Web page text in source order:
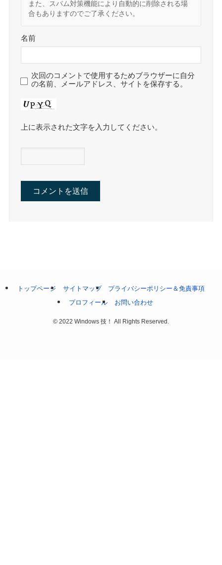
また、スパム対策機能により自動的に削除される場
合もありますのでご了承ください。
名前
次回のコメントで使用するためブラウザーに自分
の名前、メールアドレス、サイトを保存する。
上に表示された文字を入力してください。
トップページ サイトマップ
プライバシーポリシー＆免責事項
プロフィール
お問い合わせ
© 2022 Windows 技！ All Rights Reserved.